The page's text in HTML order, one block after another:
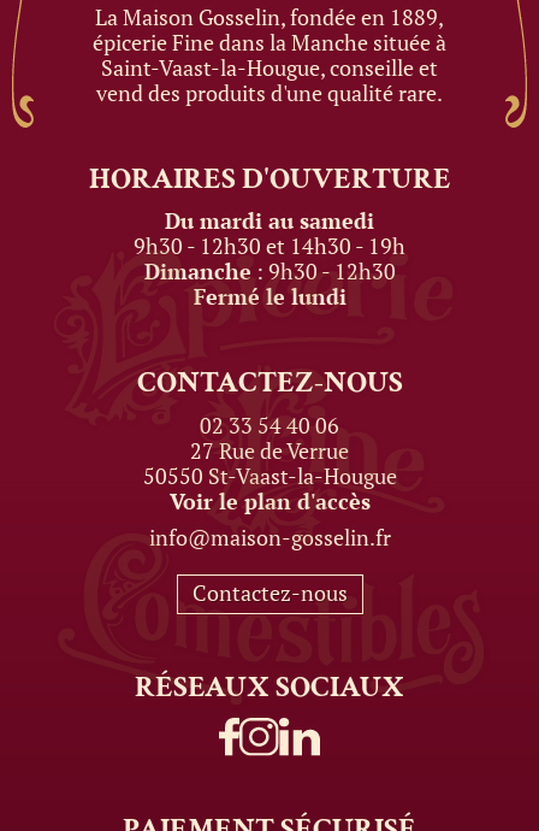
La Maison Gosselin, fondée en 1889,
épicerie Fine dans la Manche située à
Saint-Vaast-la-Hougue, conseille et
vend des produits d'une qualité rare.
HORAIRESD'OUVERTURE
Du mardi au samedi
9h30 - 12h30 et 14h30 - 19h
Dimanche : 9h30 - 12h30
Fermé le lundi
CONTACTEZ-NOUS
02 33 54 40 06
27 Rue de Verrue
50550 St-Vaast-la-Hougue
Voir le plan d'accès
info@maison-gosselin.fr
Contactez-nous
RÉSEAUXSOCIAUX